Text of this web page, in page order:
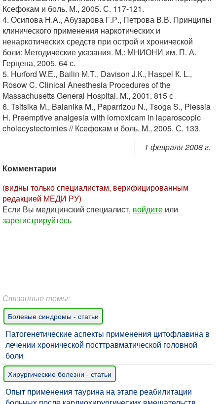
Ксефокам и боль. М., 2005. С. 117-121.
4. Осипова Н.А., Абузарова Г.Р., Петрова В.В. Принципы
клинического применения наркотических и
ненаркотических средств при острой и хронической
боли: Методические указания. М.: МНИОНИ им. П. А.
Герцена, 2005. 64 с.
5. Hurford W.Е., Ваiliп М.Т., Davison J.К., Haspel К. L.,
Rosow C. Clinical Anesthesia Procedures of the
Massachusetts General Hospital. M., 2001. 815 с
6. Tsitsika M., Balanika M., Paparrizou N., Tsoga S., Plessia
H. Preemptive analgesia with lornoxicam in laparoscopic
cholecystectomies // Ксефокам и боль. M., 2005. С. 133.
1 февраля 2008 г.
Комментарии
(видны только специалистам, верифицированным
редакцией МЕДИ РУ)
Если Вы медицинский специалист, войдите или
зарегистрируйтесь
Связанные темы:
Болевые синдромы - статьи
Патогенетические аспекты применения цитофлавина в
лечении хронической посттравматической головной
боли
Хирургические болезни - статьи
Опыт применения таурина на этапе реабилитации